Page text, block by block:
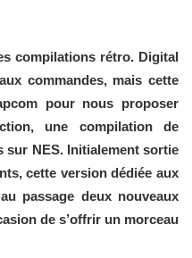
compilations rétro. Digital
commandes, mais cette
pour nous proposer
une compilation de
sur NES. Initialement sortie
cette version dédiée aux
passage deux nouveaux
de s’offrir un morceau